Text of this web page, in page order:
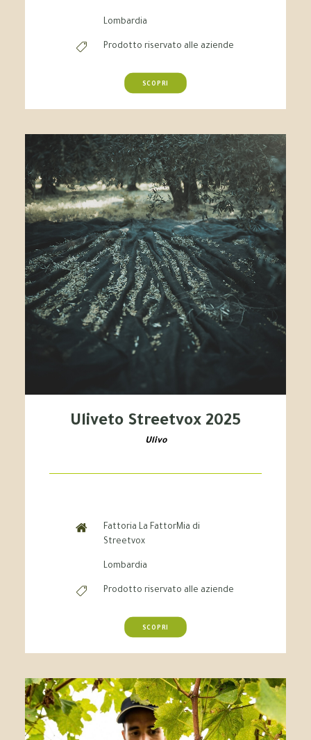
Lombardia
Prodotto riservato alle aziende
SCOPRI
Uliveto Streetvox 2025
Ulivo
Fattoria La FattorMia di
Streetvox
Lombardia
Prodotto riservato alle aziende
SCOPRI